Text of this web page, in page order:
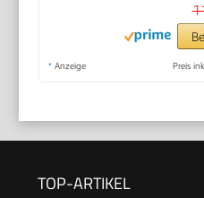
* Anzeige Preis
TOP-ARTIKEL